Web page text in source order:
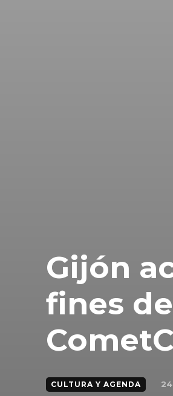
Gijón
fines
CULTURA Y AGENDA